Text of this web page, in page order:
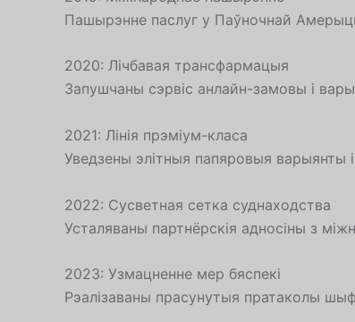
Пашырэнне паслуг у Паўночнай
2020: Лічбавая трансфармацыя
Запушчаны сэрвіс анлайн-замовы і
2021: Лінія прэміум-класа
Уведзены элітныя папяровыя варыянты і
2022: Сусветная сетка суднаходства
Усталяваны партнёрскія адносіны з
2023: Узмацненне мер бяспекі
Рэалізаваны прасунутыя пратаколы